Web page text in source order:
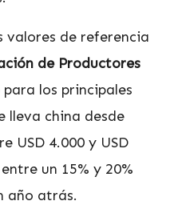
valores de referencia
de Productores
para los principales
lleva china desde
USD 4.000 y USD
un 15% y 20%
año atrás.